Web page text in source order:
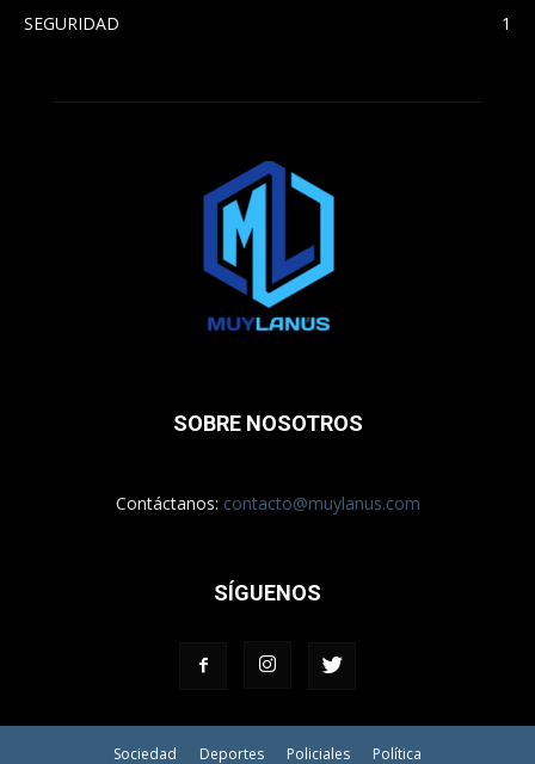
SEGURIDAD
1
SOBRE NOSOTROS
Contáctanos: contacto@muylanus.com
SÍGUENOS
Sociedad Deportes Policiales Política